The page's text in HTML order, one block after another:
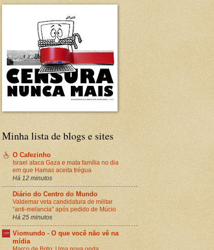
Minha lista de blogs e sites
O Cafezinho
Israel ataca Gaza e mata família no dia
em que Hamas aceita trégua
Há 12 minutos
Diário do Centro do Mundo
Valdemar veta candidatura de militar
“anti-melancia” após pedido de Múcio
Há 25 minutos
Viomundo - O que você não vê na
mídia